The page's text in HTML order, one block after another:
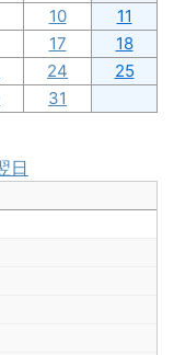
10
11
17
18
24
25
31
日